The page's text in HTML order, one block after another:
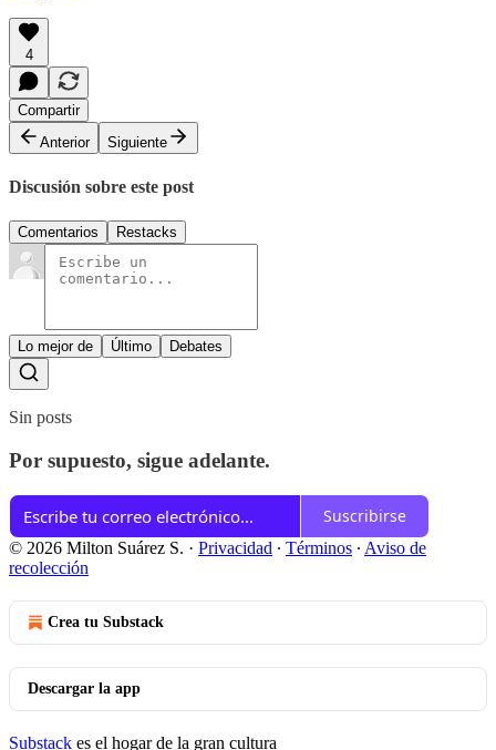
4
Compartir
Anterior
Siguiente
Discusión sobre este post
Comentarios Restacks
Lo mejor de Último Debates
Sin posts
Por supuesto, sigue adelante.
Suscribirse
© 2026 Milton Suárez S. · Privacidad ∙ Términos ∙ Aviso de
recolección
Crea tu Substack
Descargar la app
Substack es el hogar de la gran cultura